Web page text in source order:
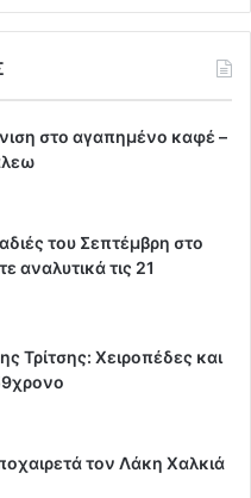
στο αγαπημένο καφέ –
του Σεπτέμβρη στο
αναλυτικά τις 21
Τρίτσης: Χειροπέδες και
τον Λάκη Χαλκιά